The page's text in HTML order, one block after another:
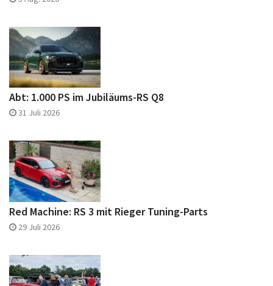
Abt: 1.000 PS im Jubiläums-RS Q8
31 Juli 2026
Red Machine: RS 3 mit Rieger Tuning-Parts
29 Juli 2026